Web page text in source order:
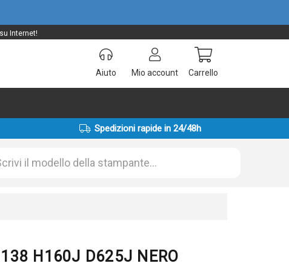
Internet!
Aiuto Mio account Carrello
Spedizioni rapide in 24/48h
H160J D625J NERO